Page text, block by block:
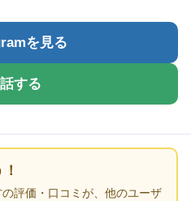
を見る
する
評価・口コミが、他のユーザ